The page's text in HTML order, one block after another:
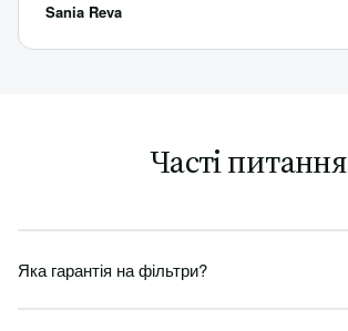
Sania Reva
Часті питання
Яка гарантія на фільтри?